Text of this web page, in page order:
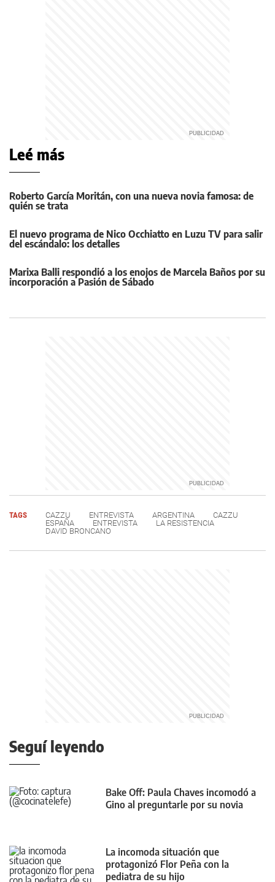
Leé más
Roberto García Moritán, con una nueva novia famosa: de
quién se trata
El nuevo programa de Nico Occhiatto en Luzu TV para salir
del escándalo: los detalles
Marixa Balli respondió a los enojos de Marcela Baños por su
incorporación a Pasión de Sábado
TAGS CAZZU ENTREVISTA ARGENTINA
CAZZU
ESPAÑA
ENTREVISTA
LA RESISTENCIA
DAVID BRONCANO
Seguí leyendo
Bake Off: Paula Chaves incomodó a
Gino al preguntarle por su novia
La incomoda situación que
protagonizó Flor Peña con la
pediatra de su hijo